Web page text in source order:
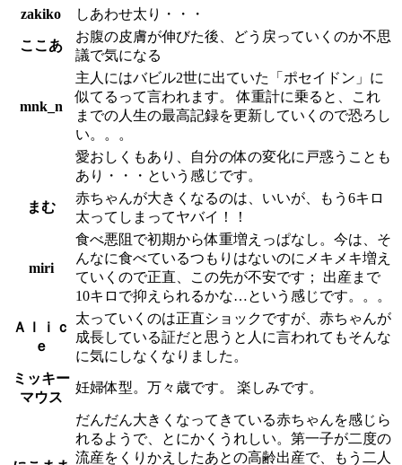
zakiko
しあわせ太り・・・
ここあ
お腹の皮膚が伸びた後、どう戻っていくのか不思
議で気になる
mnk_n
主人にはバビル2世に出ていた「ポセイドン」に
似てるって言われます。 体重計に乗ると、これ
までの人生の最高記録を更新していくので恐ろし
い。。。
愛おしくもあり、自分の体の変化に戸惑うことも
あり・・・という感じです。
まむ
赤ちゃんが大きくなるのは、いいが、もう6キロ
太ってしまってヤバイ！！
miri
食べ悪阻で初期から体重増えっぱなし。今は、そ
んなに食べているつもりはないのにメキメキ増え
ていくので正直、この先が不安です； 出産まで
10キロで抑えられるかな…という感じです。。。
Ａｌｉｃ
ｅ
太っていくのは正直ショックですが、赤ちゃんが
成長している証だと思うと人に言われてもそんな
に気にしなくなりました。
ミッキー
マウス
妊婦体型。万々歳です。 楽しみです。
だんだん大きくなってきている赤ちゃんを感じら
れるようで、とにかくうれしい。第一子が二度の
流産をくりかえしたあとの高齢出産で、もう二人